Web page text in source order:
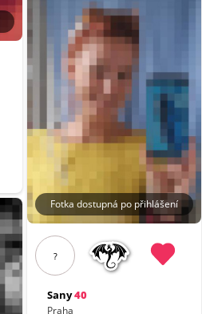
Fotka dostupná po přihlášení
?
Sany40
Praha